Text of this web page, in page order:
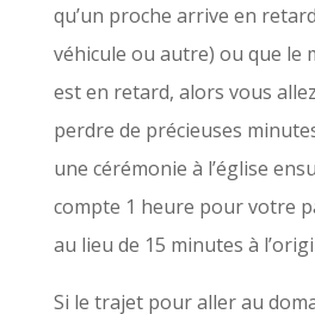
qu’un proche arrive en
véhicule ou autre) ou que le
est en retard, alors vous
perdre de précieuses
une cérémonie à l’église
compte 1 heure pour votre
au lieu de 15 minutes à
Si le trajet pour aller au